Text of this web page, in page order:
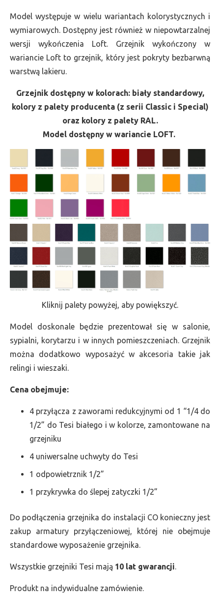
Model występuje w wielu wariantach kolorystycznych i
wymiarowych. Dostępny jest również w niepowtarzalnej
wersji wykończenia Loft. Grzejnik wykończony w
wariancie Loft to grzejnik, który jest pokryty bezbarwną
warstwą lakieru.
Grzejnik dostępny w kolorach: biały standardowy,
kolory z palety producenta (z serii Classic i Special)
oraz kolory z palety RAL.
Model dostępny w wariancie LOFT.
Kliknij palety powyżej, aby powiększyć.
Model doskonale będzie prezentował się w salonie,
sypialni, korytarzu i w innych pomieszczeniach. Grzejnik
można dodatkowo wyposażyć w akcesoria takie jak
relingi i wieszaki.
Cena obejmuje:
4 przyłącza z zaworami redukcyjnymi od 1 “1/4 do
1/2” do Tesi białego i w kolorze, zamontowane na
grzejniku
4 uniwersalne uchwyty do Tesi
1 odpowietrznik 1/2”
1 przykrywka do ślepej zatyczki 1/2”
Do podłączenia grzejnika do instalacji CO konieczny jest
zakup armatury przyłączeniowej, której nie obejmuje
standardowe wyposażenie grzejnika.
Wszystkie grzejniki Tesi mają 10 lat gwarancji.
Produkt na indywidualne zamówienie.